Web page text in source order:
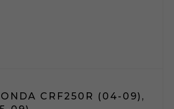
CRF250R (04-09),